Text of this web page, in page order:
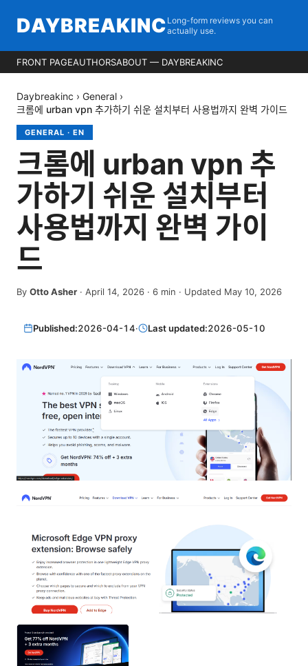
DAYBREAKINC Long-form reviews you can
actually use.
FRONT PAGEAUTHORSABOUT — DAYBREAKINC
Daybreakinc › General ›
크롬에 urban vpn 추가하기 쉬운 설치부터 사용법까지 완벽 가이드
GENERAL · EN
크롬에 urban vpn 추
가하기 쉬운 설치부터
사용법까지 완벽 가이
드
By Otto Asher · April 14, 2026 · 6 min · Updated May 10, 2026
Published:2026-04-14· Last updated:2026-05-10